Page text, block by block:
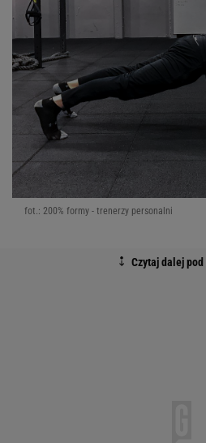
fot.: 200% formy - trenerzy personalni